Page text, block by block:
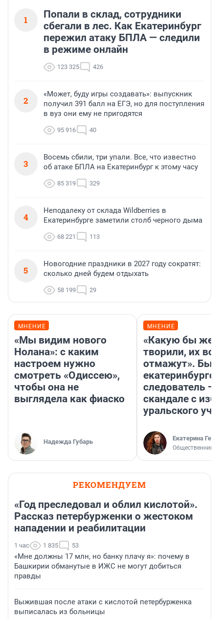
1
Попали в склад, сотрудники
сбегали в лес. Как Екатеринбург
пережил атаку БПЛА — следили
в режиме онлайн
123 325 426
2
«Может, буду игры создавать»: выпускник
получил 391 балл на ЕГЭ, но для поступления
в вуз они ему не пригодятся
95 916 40
3
Восемь сбили, три упали. Все, что известно
об атаке БПЛА на Екатеринбург к этому часу
85 319 329
4
Неподалеку от склада Wildberries в
Екатеринбурге заметили столб черного дыма
68 221 113
5
Новогодние праздники в 2027 году сократят:
сколько дней будем отдыхать
58 199 29
МНЕНИЕ
«Мы видим нового
Нолана»: с каким
настроем нужно
смотреть «Одиссею»,
чтобы она не
выглядела как фиаско
Надежда Губарь
МНЕНИЕ
«Какую бы
творили, их
отмажут».
следователь —
скандале с
уральского
Екатерина
Общественник
РЕКОМЕНДУЕМ
«Год преследовал и облил кислотой».
Рассказ петербурженки о жестоком
нападении и реабилитации
1 час 1 835 53
«Мне должны 17 млн, но банку плачу я»: почему в
Башкирии обманутые в ИЖС не могут добиться
правды
Выжившая после атаки с кислотой петербурженка
выписалась из больницы